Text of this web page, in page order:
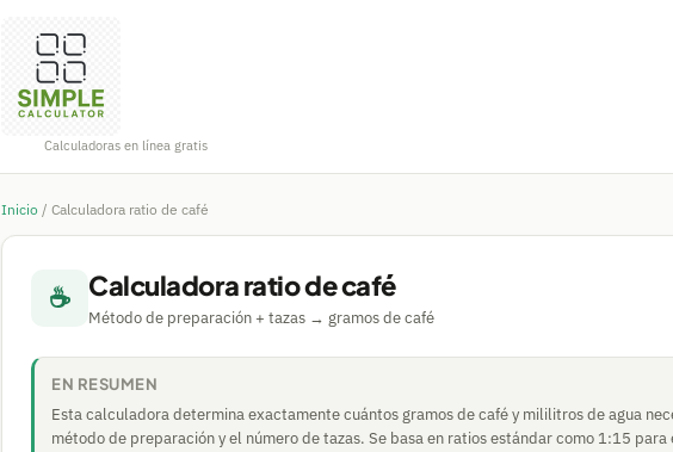
Calculadoras en línea gratis
Inicio / Calculadora ratio de café
☕ Calculadora ratio de café
Método de preparación + tazas → gramos de café
EN RESUMEN
Esta calculadora determina exactamente cuántos gramos de café y mililitros de agua
método de preparación y el número de tazas. Se basa en ratios estándar como 1:15